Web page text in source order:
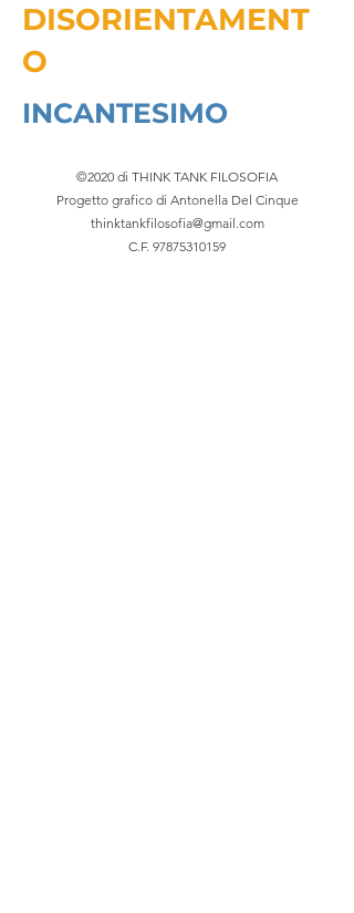
DISORIENTAMENT
O
INCANTESIMO
©2020 di THINK TANK FILOSOFIA
Progetto grafico di Antonella Del Cinque
thinktankfilosofia@gmail.com
C.F. 97875310159